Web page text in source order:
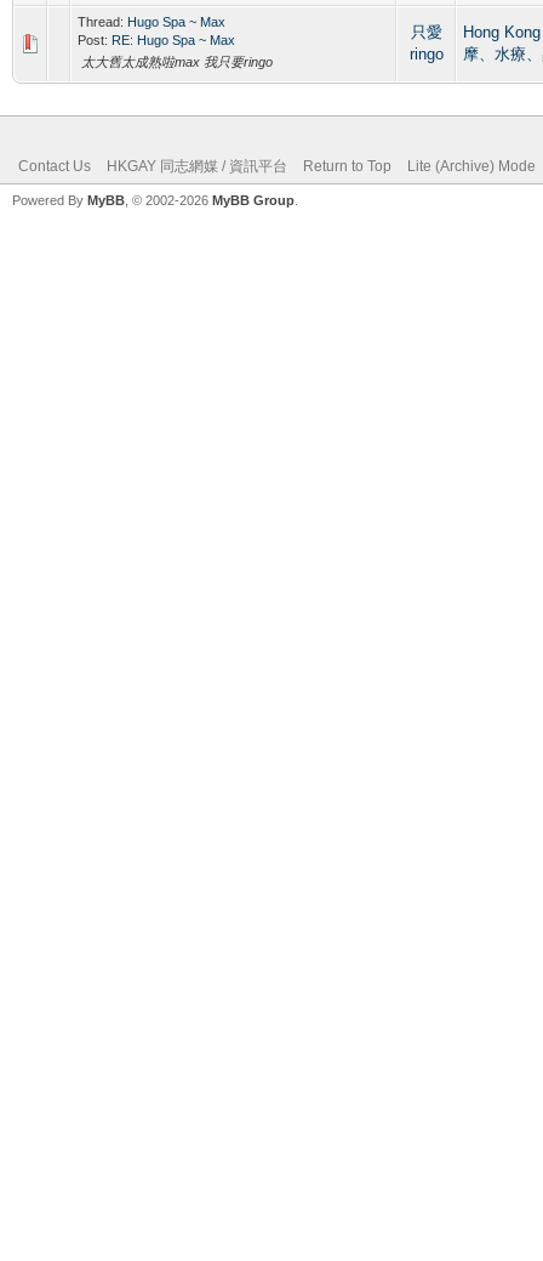
Thread: Hugo Spa ~ Max
Post: RE: Hugo Spa ~ Max
太大舊太成熟啦max 我只要ringo
只愛
ringo
Hong
摩、水療
Contact Us HKGAY 同志網媒 / 資訊平台 Return to Top Lite (Archive) Mode
Powered By MyBB , © 2002-2026 MyBB Group